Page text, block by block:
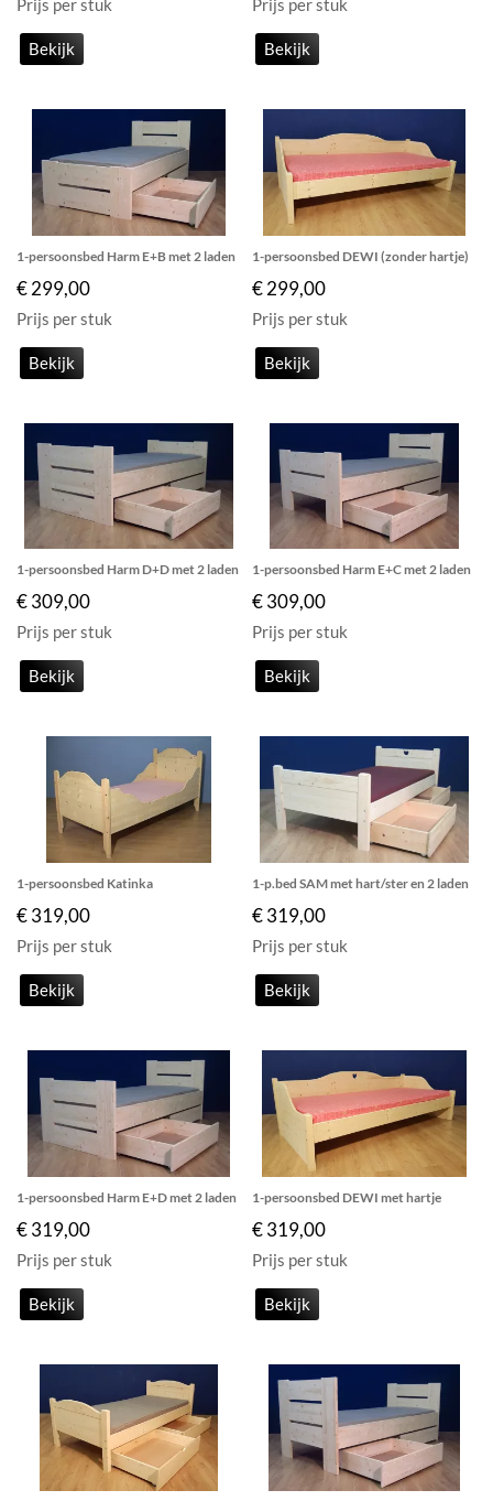
Prijs per stuk
Bekijk
Prijs per stuk
Bekijk
1-persoonsbed Harm E+B met 2 laden
€ 299,00
Prijs per stuk
Bekijk
1-persoonsbed DEWI (zonder hartje)
€ 299,00
Prijs per stuk
Bekijk
1-persoonsbed Harm D+D met 2 laden
€ 309,00
Prijs per stuk
Bekijk
1-persoonsbed Harm E+C met 2 laden
€ 309,00
Prijs per stuk
Bekijk
1-persoonsbed Katinka
€ 319,00
Prijs per stuk
Bekijk
1-p.bed SAM met hart/ster en 2 laden
€ 319,00
Prijs per stuk
Bekijk
1-persoonsbed Harm E+D met 2 laden
€ 319,00
Prijs per stuk
Bekijk
1-persoonsbed DEWI met hartje
€ 319,00
Prijs per stuk
Bekijk